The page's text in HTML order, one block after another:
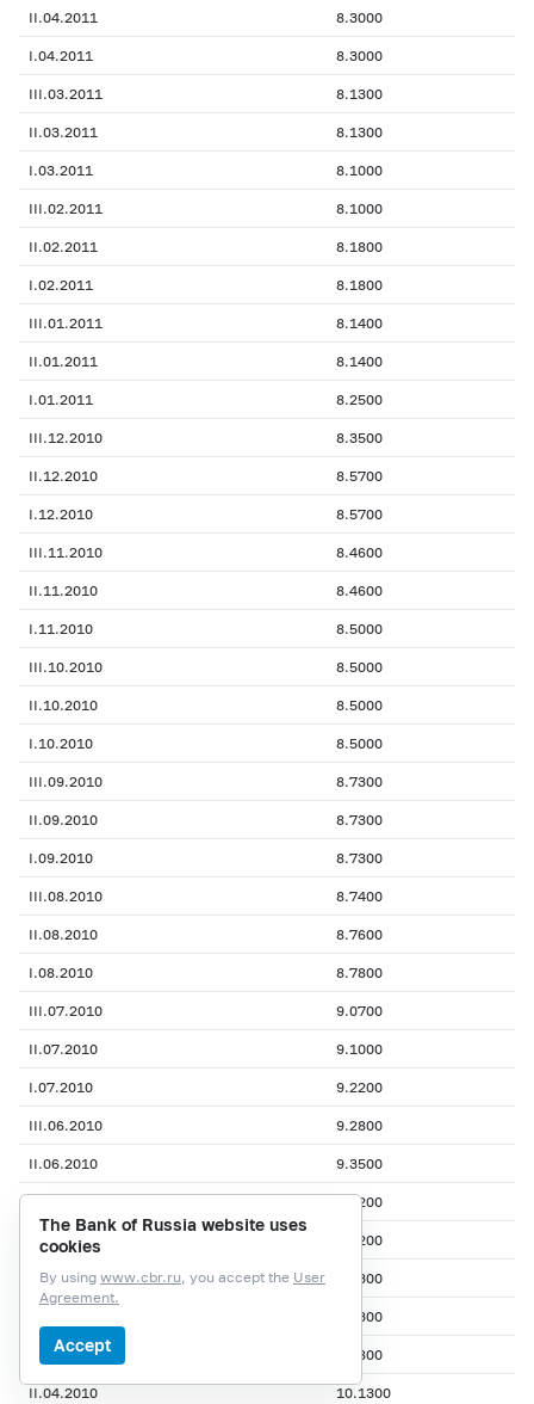
II.04.2011 8.3000
I.04.2011 8.3000
III.03.2011 8.1300
II.03.2011 8.1300
I.03.2011 8.1000
III.02.2011 8.1000
II.02.2011 8.1800
I.02.2011 8.1800
III.01.2011 8.1400
II.01.2011 8.1400
I.01.2011 8.2500
III.12.2010 8.3500
II.12.2010 8.5700
I.12.2010 8.5700
III.11.2010 8.4600
II.11.2010 8.4600
I.11.2010 8.5000
III.10.2010 8.5000
II.10.2010 8.5000
I.10.2010 8.5000
III.09.2010 8.7300
II.09.2010 8.7300
I.09.2010 8.7300
III.08.2010 8.7400
II.08.2010 8.7600
I.08.2010 8.7800
III.07.2010 9.0700
II.07.2010 9.1000
I.07.2010 9.2200
III.06.2010 9.2800
II.06.2010 9.3500
9.2200
III.05.2010 9.5200
II.05.2010 9.6300
9.6300
III.04.2010 9.6800
II.04.2010 10.1300
The Bank of Russia website uses
cookies
By using www.cbr.ru, you accept the User
Agreement.
Accept